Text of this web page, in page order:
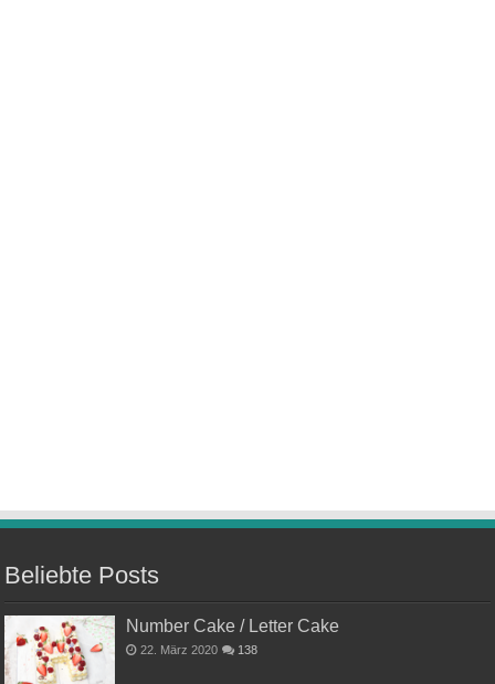
Beliebte Posts
Number Cake / Letter Cake
22. März 2020 138